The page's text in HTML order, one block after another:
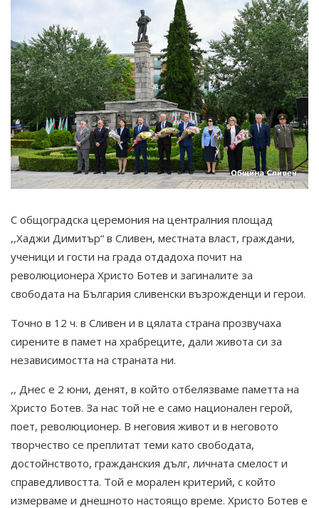
С общоградска церемония на централния площад
,,Хаджи Димитър“ в Сливен, местната власт, граждани,
ученици и гости на града отдадоха почит на
революционера Христо Ботев и загиналите за
свободата на България сливенски възрожденци и герои.
Точно в 12 ч. в Сливен и в цялата страна прозвучаха
сирените в памет на храбреците, дали живота си за
независимостта на страната ни.
,, Днес е 2 юни, денят, в който отбелязваме паметта на
Христо Ботев. За нас той не е само национален герой,
поет, революционер. В неговия живот и в неговото
творчество се преплитат теми като свободата,
достойнството, гражданския дълг, личната смелост и
справедливостта. Той е морален критерий, с който
измерваме и днешното настоящо време. Христо Ботев е